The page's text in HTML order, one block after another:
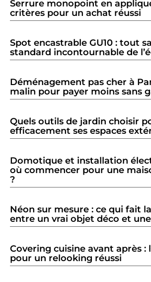
Serrure monopoint en
critères pour un achat réussi
Spot encastrable GU10 : tout
standard incontournable de
Déménagement pas cher à
malin pour payer moins sans
Quels outils de jardin choisir
efficacement ses espaces
Domotique et installation
où commencer pour une
?
Néon sur mesure : ce qui fait
entre un vrai objet déco et
Covering cuisine avant après :
pour un relooking réussi